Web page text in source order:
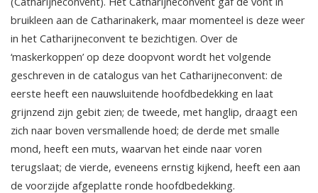
bruikleen aan de Catharinakerk, maar momenteel is deze weer
in het Catharijneconvent te bezichtigen. Over de
‘maskerkoppen’ op deze doopvont wordt het volgende
geschreven in de catalogus van het Catharijneconvent: de
eerste heeft een nauwsluitende hoofdbedekking en laat
grijnzend zijn gebit zien; de tweede, met hanglip, draagt een
zich naar boven versmallende hoed; de derde met smalle
mond, heeft een muts, waarvan het einde naar voren
terugslaat; de vierde, eveneens ernstig kijkend, heeft een aan
de voorzijde afgeplatte ronde hoofdbedekking.